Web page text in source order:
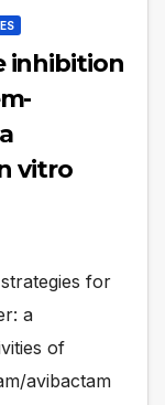
inhibition
vitro
for
a
of
avibactam